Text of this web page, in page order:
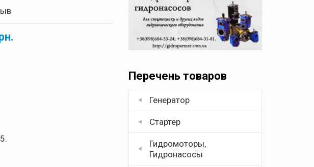
Перечень товаров
Генератор
Стартер
Гидромоторы,
Гидронасосы
.